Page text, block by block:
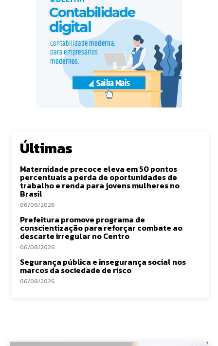
Últimas
Maternidade precoce eleva em 50 pontos
percentuais a perda de oportunidades de
trabalho e renda para jovens mulheres no
Brasil
06/08/2026
Prefeitura promove programa de
conscientização para reforçar combate ao
descarte irregular no Centro
06/08/2026
Segurança pública e insegurança social nos
marcos da sociedade de risco
06/08/2026